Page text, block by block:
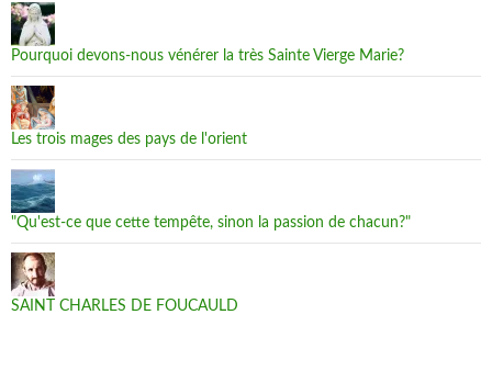
Pourquoi devons-nous vénérer la très Sainte Vierge Marie?
Les trois mages des pays de l'orient
"Qu'est-ce que cette tempête, sinon la passion de chacun?"
SAINT CHARLES DE FOUCAULD